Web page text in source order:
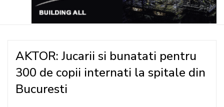
AKTOR: Jucarii si bunatati pentru
300 de copii internati la spitale din
Bucuresti